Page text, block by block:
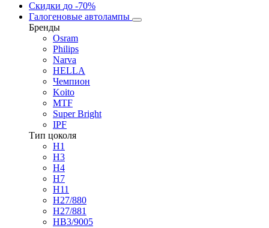
Скидки до -70%
Галогеновые автолампы
Бренды
Osram
Philips
Narva
HELLA
Чемпион
Koito
MTF
Super Bright
IPF
Тип цоколя
H1
H3
H4
H7
H11
H27/880
H27/881
HB3/9005